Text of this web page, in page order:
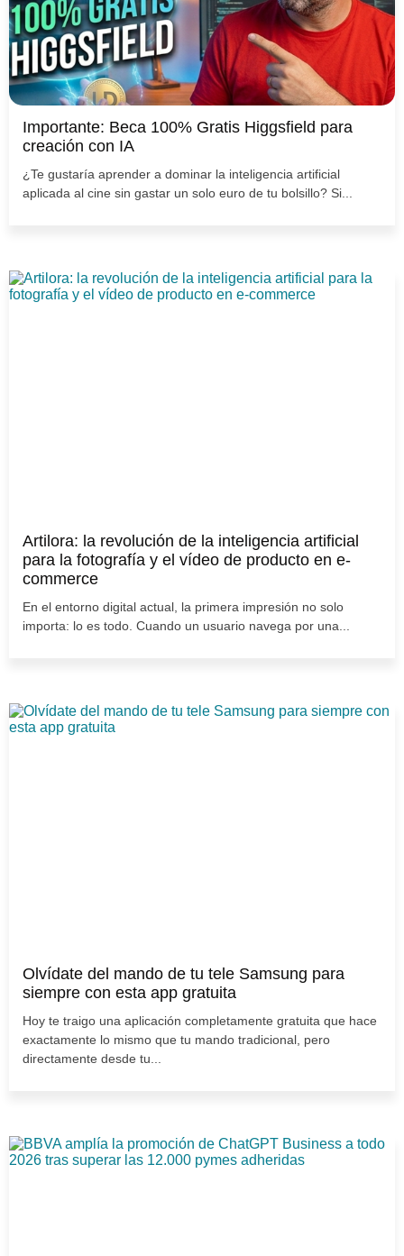
Importante: Beca 100% Gratis Higgsfield para
creación con IA
¿Te gustaría aprender a dominar la inteligencia artificial
aplicada al cine sin gastar un solo euro de tu bolsillo? Si...
Artilora: la revolución de la inteligencia artificial
para la fotografía y el vídeo de producto en e-
commerce
En el entorno digital actual, la primera impresión no solo
importa: lo es todo. Cuando un usuario navega por una...
Olvídate del mando de tu tele Samsung para
siempre con esta app gratuita
Hoy te traigo una aplicación completamente gratuita que hace
exactamente lo mismo que tu mando tradicional, pero
directamente desde tu...